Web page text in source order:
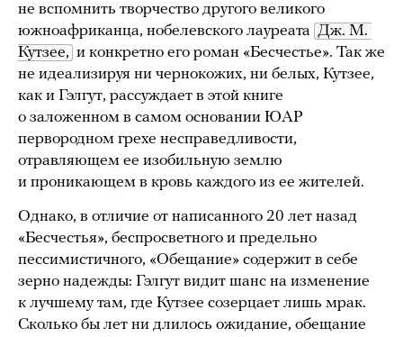
не вспомнить творчество другого великого
южноафриканца, нобелевского лауреата Дж. М.
Кутзее, и конкретно его роман «Бесчестье». Так же
не идеализируя ни чернокожих, ни белых, Кутзее,
как и Гэлгут, рассуждает в этой книге
о заложенном в самом основании ЮАР
первородном грехе несправедливости,
отравляющем ее изобильную землю
и проникающем в кровь каждого из ее жителей.
Однако, в отличие от написанного 20 лет назад
«Бесчестья», беспросветного и предельно
пессимистичного, «Обещание» содержит в себе
зерно надежды: Гэлгут видит шанс на изменение
к лучшему там, где Кутзее созерцает лишь мрак.
Сколько бы лет ни длилось ожидание, обещание